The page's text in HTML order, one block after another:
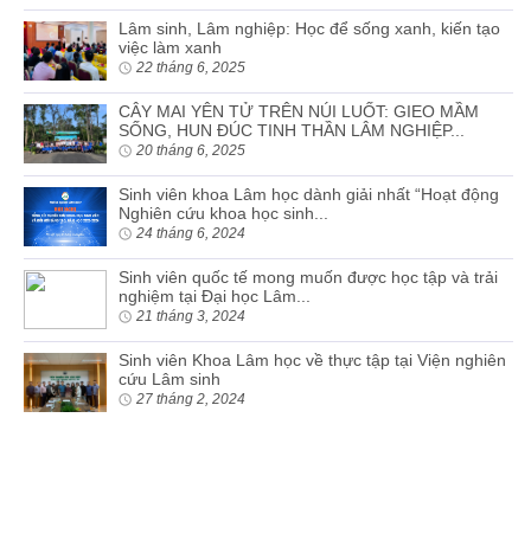
Lâm sinh, Lâm nghiệp: Học để sống xanh, kiến tạo
việc làm xanh
22 tháng 6, 2025
CÂY MAI YÊN TỬ TRÊN NÚI LUỐT: GIEO MẦM
SỐNG, HUN ĐÚC TINH THẦN LÂM NGHIỆP...
20 tháng 6, 2025
Sinh viên khoa Lâm học dành giải nhất “Hoạt động
Nghiên cứu khoa học sinh...
24 tháng 6, 2024
Sinh viên quốc tế mong muốn được học tập và trải
nghiệm tại Đại học Lâm...
21 tháng 3, 2024
Sinh viên Khoa Lâm học về thực tập tại Viện nghiên
cứu Lâm sinh
27 tháng 2, 2024